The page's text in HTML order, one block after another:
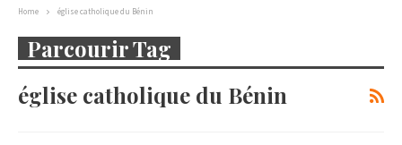
Home église catholique du Bénin
Parcourir Tag
église catholique du Bénin